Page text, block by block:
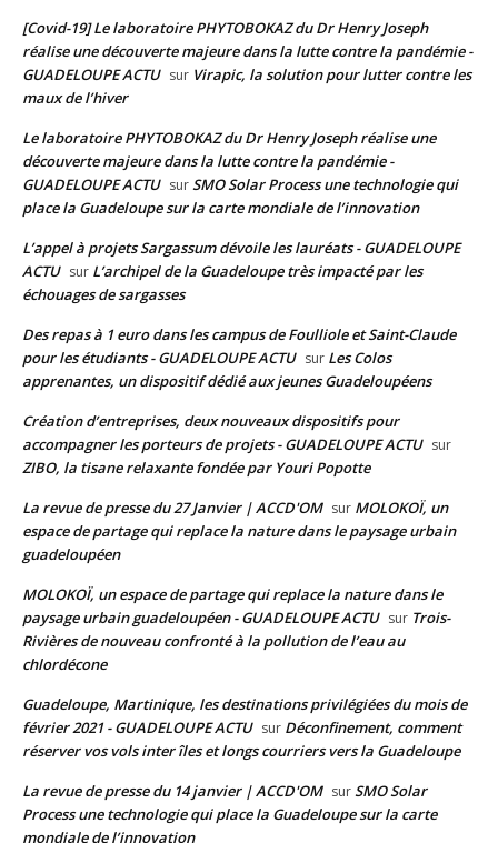
[Covid-19] Le laboratoire PHYTOBOKAZ du Dr Henry Joseph
réalise une découverte majeure dans la lutte contre la pandémie -
GUADELOUPE ACTU sur Virapic, la solution pour lutter contre les
maux de l’hiver
Le laboratoire PHYTOBOKAZ du Dr Henry Joseph réalise une
découverte majeure dans la lutte contre la pandémie -
GUADELOUPE ACTU surSMO Solar Process une technologie qui
place la Guadeloupe sur la carte mondiale de l’innovation
L’appel à projets Sargassum dévoile les lauréats - GUADELOUPE
ACTU sur L’archipel de la Guadeloupe très impacté par les
échouages de sargasses
Des repas à 1 euro dans les campus de Foulliole et Saint-Claude
pour les étudiants - GUADELOUPE ACTU sur Les Colos
apprenantes, un dispositif dédié aux jeunes Guadeloupéens
Création d’entreprises, deux nouveaux dispositifs pour
accompagner les porteurs de projets - GUADELOUPE ACTU sur
ZIBO, la tisane relaxante fondée par Youri Popotte
La revue de presse du 27 Janvier | ACCD'OM sur MOLOKOÏ, un
espace de partage qui replace la nature dans le paysage urbain
guadeloupéen
MOLOKOÏ, un espace de partage qui replace la nature dans le
paysage urbain guadeloupéen - GUADELOUPE ACTU sur Trois-
Rivières de nouveau confronté à la pollution de l’eau au
chlordécone
Guadeloupe, Martinique, les destinations privilégiées du mois de
février 2021 - GUADELOUPE ACTU sur Déconfinement, comment
réserver vos vols inter îles et longs courriers vers la Guadeloupe
La revue de presse du 14 janvier | ACCD'OM surSMO Solar
Process une technologie qui place la Guadeloupe sur la carte
mondiale de l’innovation